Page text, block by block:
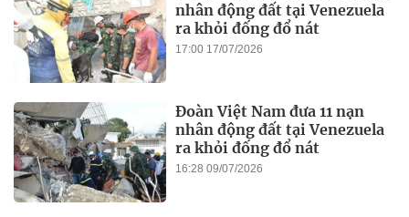
nhân động đất tại Venezuela
ra khỏi đống đổ nát
17:00 17/07/2026
Đoàn Việt Nam đưa 11 nạn
nhân động đất tại Venezuela
ra khỏi đống đổ nát
16:28 09/07/2026